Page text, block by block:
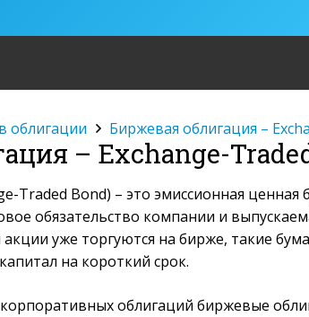
облигации Биржевая облигация –
– Exchange-
Traded Bond) – это эмиссионная ценная
обязательство компании и
уже торгуются на бирже, такие
на короткий срок.
облигаций биржевые